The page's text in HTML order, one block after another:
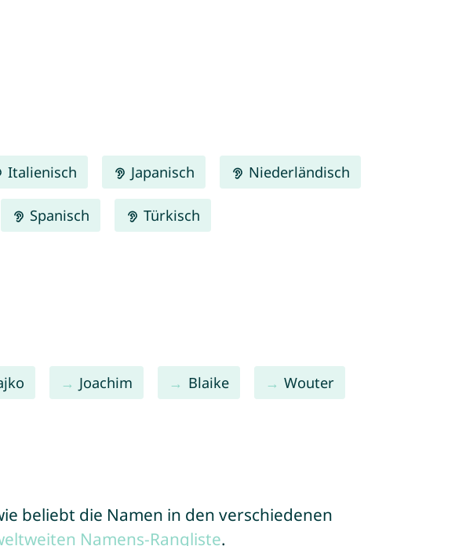
Italienisch Japanisch Niederländisch
Spanisch Türkisch
Joachim Blaike Wouter
beliebt die Namen in den verschiedenen
Namens-Rangliste.